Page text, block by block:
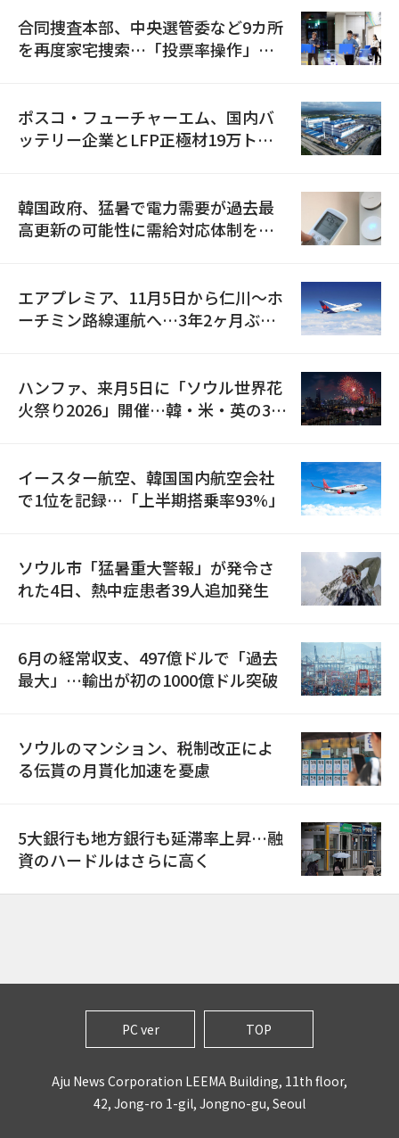
合同捜査本部、中央選管委など9カ所
を再度家宅捜索…「投票率操作」の
ポスコ・フューチャーエム、国内バ
ッテリー企業とLFP正極材19万トン
韓国政府、猛暑で電力需要が過去最
高更新の可能性に需給対応体制を点
エアプレミア、11月5日から仁川〜ホ
ーチミン路線運航へ…3年2ヶ月ぶり
ハンファ、来月5日に「ソウル世界花
火祭り2026」開催…韓・米・英の3カ
イースター航空、韓国国内航空会社
で1位を記録…「上半期搭乗率93%」
ソウル市「猛暑重大警報」が発令さ
れた4日、熱中症患者39人追加発生
6月の経常収支、497億ドルで「過去
最大」…輸出が初の1000億ドル突破
ソウルのマンション、税制改正によ
る伝貰の月貰化加速を憂慮
5大銀行も地方銀行も延滞率上昇…融
資のハードルはさらに高く
PC ver TOP
Aju News Corporation LEEMA Building, 11th floor,
42, Jong-ro 1-gil, Jongno-gu, Seoul